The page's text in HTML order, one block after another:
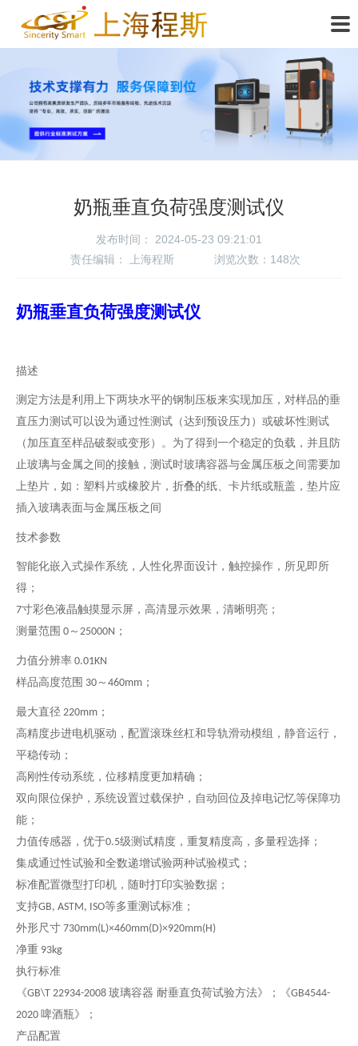
奶瓶垂直负荷强度测试仪
发布时间： 2024-05-23 09:21:01
责任编辑：
上海程斯 浏览次数： 148次
奶瓶垂直负荷强度测试仪
描述
测定方法是利用上下两块水平的钢制压板来实现加压，对样品的垂
直压力测试可以设为通过性测试（达到预设压力）或破坏性测试
（加压直至样品破裂或变形）。为了得到一个稳定的负载，并且防
止玻璃与金属之间的接触，测试时玻璃容器与金属压板之间需要加
上垫片，如：塑料片或橡胶片，折叠的纸、卡片纸或瓶盖，垫片应
插入玻璃表面与金属压板之间
技术参数
智能化嵌入式操作系统，人性化界面设计，触控操作，所见即所
得；
7寸彩色液晶触摸显示屏，高清显示效果，清晰明亮；
测量范围 0 ～ 25000N ；
力值分辨率 0.01KN
样品高度范围 30 ～ 460mm ；
最大直径 220mm ；
高精度步进电机驱动，配置滚珠丝杠和导轨滑动模组，静音运行，
平稳传动；
高刚性传动系统，位移精度更加精确；
双向限位保护，系统设置过载保护，自动回位及掉电记忆等保障功
能；
力值传感器，优于0.5级测试精度，重复精度高，多量程选择；
集成通过性试验和全数递增试验两种试验模式；
标准配置微型打印机，随时打印实验数据；
支持GB, ASTM, ISO等多重测试标准；
外形尺寸 730mm(L)×460mm(D)×920mm(H)
净重 93kg
执行标准
《GB\T 22934-2008 玻璃容器 耐垂直负荷试验方法》；《GB4544-
2020 啤酒瓶》；
产品配置